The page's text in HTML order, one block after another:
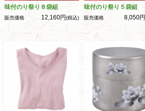
味付のり祭り８袋組
販売価格 12,160円(税込)
味付のり祭り５袋組
販売価格 8,050円